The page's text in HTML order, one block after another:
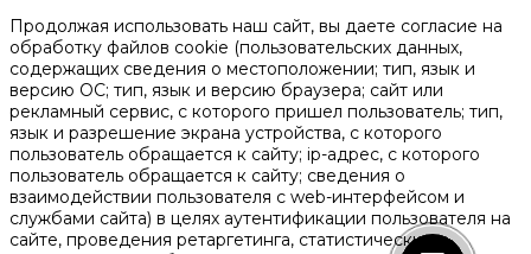
Продолжая использовать наш сайт, вы даете согласие на
обработку файлов cookie (пользовательских данных,
содержащих сведения о местоположении; тип, язык и
версию ОС; тип, язык и версию браузера; сайт или
рекламный сервис, с которого пришел пользователь; тип,
язык и разрешение экрана устройства, с которого
пользователь обращается к сайту; ip-адрес, с которого
пользователь обращается к сайту; сведения о
взаимодействии пользователя с web-интерфейсом и
службами сайта) в целях аутентификации пользователя на
сайте, проведения ретаргетинга, статистических